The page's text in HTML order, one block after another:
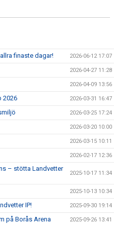
finaste dagar! 2026-06-12 17:07
2026-04-27 11:28
2026-04-09 13:56
2026 2026-03-31 16:47
2026-03-25 17:24
2026-03-20 10:00
2026-03-15 10:11
2026-02-17 12:36
– stötta Landvetter
2025-10-17 11:34
2025-10-13 10:34
IP! 2025-09-30 19:14
på Borås Arena 2025-09-26 13:41